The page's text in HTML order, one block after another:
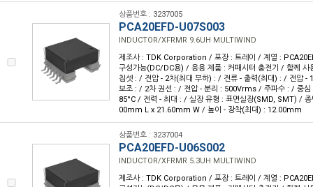
상품번호 : 3237005
PCA20EFD-U07S003
INDUCTOR/XFRMR 9.6UH MULTIWIND
제조사 : TDK Corporation / 포장 : 트레이 / 계열 :
구성가능(DC/DC용) / 응용 제품 : 커패시터 충전기 / 함께
칩셋 : / 전압 - 2차(최대 부하) : / 전류 - 출력(최대) : / 전압 -
보조 : / 2차 권선 : / 전압 - 분리 : 500Vrms / 주파수 : / 중심
85°C / 전력 - 최대 : / 실장 유형 : 표면실장(SMD, SMT) /
00mm L x 21.60mm W / 높이 - 장착(최대) : 12.00mm
상품번호 : 3237004
PCA20EFD-U06S002
INDUCTOR/XFRMR 5.3UH MULTIWIND
제조사 : TDK Corporation / 포장 : 트레이 / 계열 :